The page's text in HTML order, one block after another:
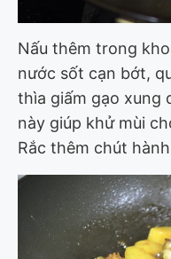
Nấu thêm trong
nước sốt cạn bớt,
thìa giấm gạo xung
này giúp khử mùi
Rắc thêm chút